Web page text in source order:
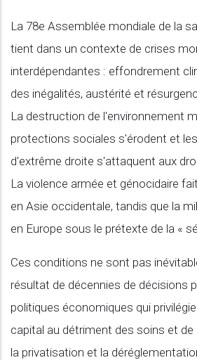
La 78e Assemblée mondiale de la
tient dans un contexte de crises
interdépendantes : effondrement
des inégalités, austérité et
La destruction de l'environnement
protections sociales s'érodent et
d'extrême droite s'attaquent aux
La violence armée et génocidaire
en Asie occidentale, tandis que la
en Europe sous le prétexte de la «
Ces conditions ne sont pas
résultat de décennies de décisions
politiques économiques qui
capital au détriment des soins et de
la privatisation et la